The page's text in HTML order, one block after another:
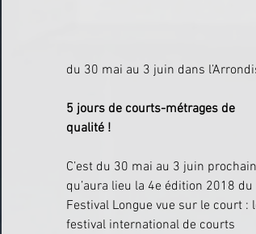
du 30 mai au 3 juin dans
5 jours de courts-métrages de
qualité !
C’est du 30 mai au 3 juin prochain
qu’aura lieu la 4e édition 2018 du
Festival Longue vue sur le court :
festival international de courts